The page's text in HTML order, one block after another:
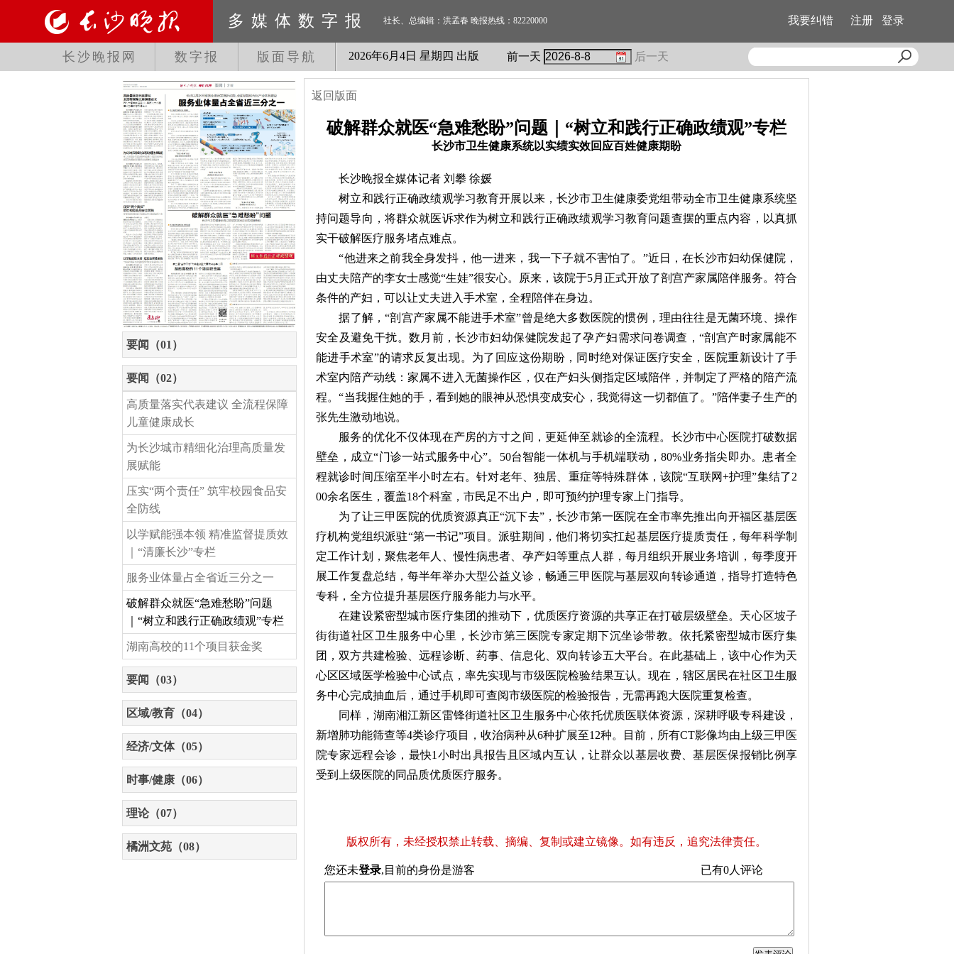
多媒体数字报 社长、总编辑：洪孟春 晚报热线：82220000 我要纠错 注册 登录
长沙晚报网 数字报 版面导航 2026年6月 4日 星期 四 出版 前一天 后一天
要闻（01）
要闻（02）
高质量落实代表建议 全流程保障
儿童健康成长
为长沙城市精细化治理高质量发
展赋能
压实“两个责任” 筑牢校园食品安
全防线
以学赋能强本领 精准监督提质效
｜“清廉长沙”专栏
服务业体量占全省近三分之一
破解群众就医“急难愁盼”问题
｜“树立和践行正确政绩观”专栏
湖南高校的11个项目获金奖
要闻（03）
区域/教育（04）
经济/文体（05）
时事/健康（06）
理论（07）
橘洲文苑（08）
返回版面
破解群众就医“急难愁盼”问题｜“树立和践行正确政绩观”专栏
长沙市卫生健康系统以实绩实效回应百姓健康期盼
长沙晚报全媒体记者 刘攀 徐媛
树立和践行正确政绩观学习教育开展以来，长沙市卫生健康委党组带动全市卫生健康系统坚
持问题导向，将群众就医诉求作为树立和践行正确政绩观学习教育问题查摆的重点内容，以真抓
实干破解医疗服务堵点难点。
“他进来之前我全身发抖，他一进来，我一下子就不害怕了。”近日，在长沙市妇幼保健院，
由丈夫陪产的李女士感觉“生娃”很安心。原来，该院于5月正式开放了剖宫产家属陪伴服务。符合
条件的产妇，可以让丈夫进入手术室，全程陪伴在身边。
据了解，“剖宫产家属不能进手术室”曾是绝大多数医院的惯例，理由往往是无菌环境、操作
安全及避免干扰。数月前，长沙市妇幼保健院发起了孕产妇需求问卷调查，“剖宫产时家属能不
能进手术室”的请求反复出现。为了回应这份期盼，同时绝对保证医疗安全，医院重新设计了手
术室内陪产动线：家属不进入无菌操作区，仅在产妇头侧指定区域陪伴，并制定了严格的陪产流
程。“当我握住她的手，看到她的眼神从恐惧变成安心，我觉得这一切都值了。”陪伴妻子生产的
张先生激动地说。
服务的优化不仅体现在产房的方寸之间，更延伸至就诊的全流程。长沙市中心医院打破数据
壁垒，成立“门诊一站式服务中心”。50台智能一体机与手机端联动，80%业务指尖即办。患者全
程就诊时间压缩至半小时左右。针对老年、独居、重症等特殊群体，该院“互联网+护理”集结了2
00余名医生，覆盖18个科室，市民足不出户，即可预约护理专家上门指导。
为了让三甲医院的优质资源真正“沉下去”，长沙市第一医院在全市率先推出向开福区基层医
疗机构党组织派驻“第一书记”项目。派驻期间，他们将切实扛起基层医疗提质责任，每年科学制
定工作计划，聚焦老年人、慢性病患者、孕产妇等重点人群，每月组织开展业务培训，每季度开
展工作复盘总结，每半年举办大型公益义诊，畅通三甲医院与基层双向转诊通道，指导打造特色
专科，全方位提升基层医疗服务能力与水平。
在建设紧密型城市医疗集团的推动下，优质医疗资源的共享正在打破层级壁垒。天心区坡子
街街道社区卫生服务中心里，长沙市第三医院专家定期下沉坐诊带教。依托紧密型城市医疗集
团，双方共建检验、远程诊断、药事、信息化、双向转诊五大平台。在此基础上，该中心作为天
心区区域医学检验中心试点，率先实现与市级医院检验结果互认。现在，辖区居民在社区卫生服
务中心完成抽血后，通过手机即可查阅市级医院的检验报告，无需再跑大医院重复检查。
同样，湖南湘江新区雷锋街道社区卫生服务中心依托优质医联体资源，深耕呼吸专科建设，
新增肺功能筛查等4类诊疗项目，收治病种从6种扩展至12种。目前，所有CT影像均由上级三甲医
院专家远程会诊，最快1小时出具报告且区域内互认，让群众以基层收费、基层医保报销比例享
受到上级医院的同品质优质医疗服务。
版权所有，未经授权禁止转载、摘编、复制或建立镜像。如有违反，追究法律责任。
您还未登录,目前的身份是游客 已有0人评论